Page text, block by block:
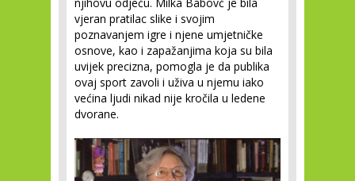
vjeran pratilac slike i svojim
poznavanjem igre i njene umjetničke
osnove, kao i zapažanjima koja su bila
uvijek precizna, pomogla je da publika
ovaj sport zavoli i uživa u njemu iako
većina ljudi nikad nije kročila u ledene
dvorane.